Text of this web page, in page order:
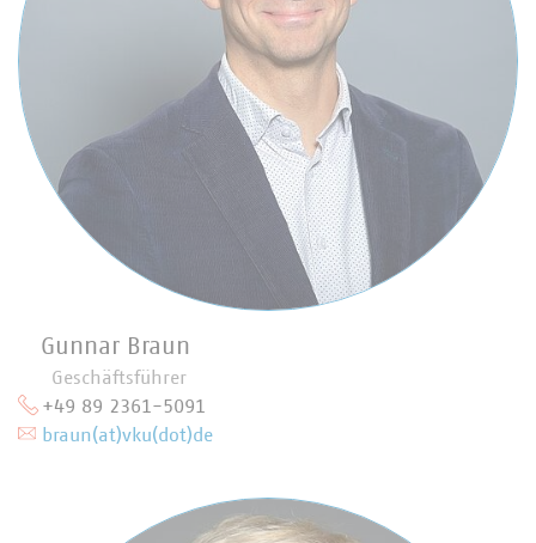
Gunnar Braun
Geschäftsführer
+49 89 2361-5091
braun(at)vku(dot)de